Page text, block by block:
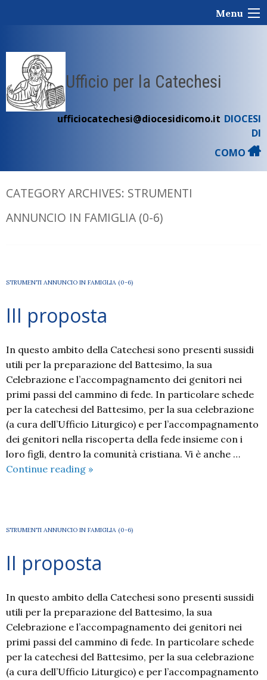
Menu
Ufficio per la Catechesi
ufficiocatechesi@diocesidicomo.it DIOCESI
DI
COMO
CATEGORY ARCHIVES: STRUMENTI
ANNUNCIO IN FAMIGLIA (0-6)
STRUMENTI ANNUNCIO IN FAMIGLIA (0-6)
III proposta
In questo ambito della Catechesi sono presenti sussidi
utili per la preparazione del Battesimo, la sua
Celebrazione e l’accompagnamento dei genitori nei
primi passi del cammino di fede. In particolare schede
per la catechesi del Battesimo, per la sua celebrazione
(a cura dell’Ufficio Liturgico) e per l’accompagnamento
dei genitori nella riscoperta della fede insieme con i
loro figli, dentro la comunità cristiana. Vi è anche …
Continue reading III
»
STRUMENTI ANNUNCIO IN FAMIGLIA (0-6)
II proposta
In questo ambito della Catechesi sono presenti sussidi
utili per la preparazione del Battesimo, la sua
Celebrazione e l’accompagnamento dei genitori nei
primi passi del cammino di fede. In particolare schede
per la catechesi del Battesimo, per la sua celebrazione
(a cura dell’Ufficio Liturgico) e per l’accompagnamento